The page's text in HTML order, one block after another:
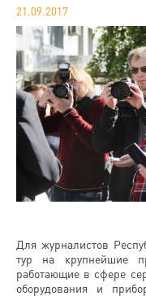
21.09.2017
Для журналистов
тур на крупнейшие
работающие в сфере
оборудования и